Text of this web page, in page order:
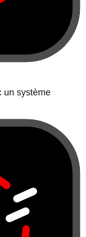
un système